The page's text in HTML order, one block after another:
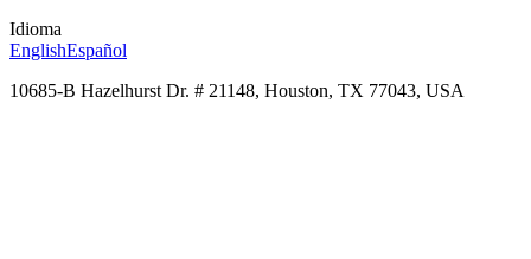
Idioma
EnglishEspañol
10685-B Hazelhurst Dr. # 21148, Houston, TX 77043, USA